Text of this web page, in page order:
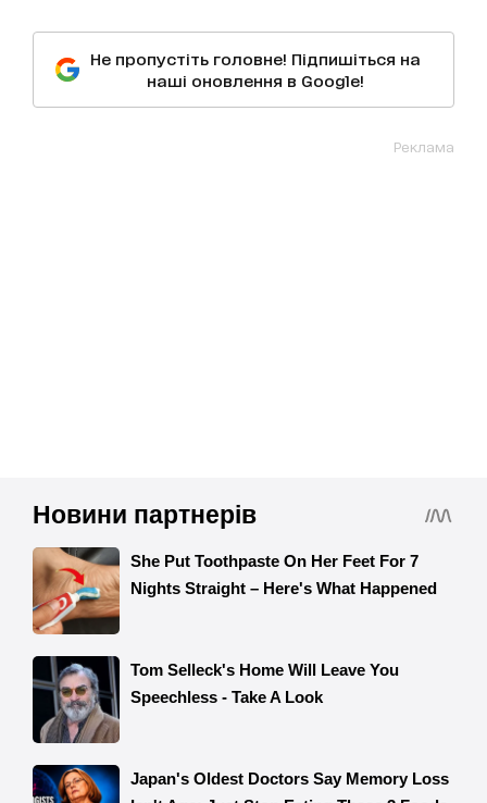
Не пропустіть головне! Підпишіться на
наші оновлення в Google!
Реклама